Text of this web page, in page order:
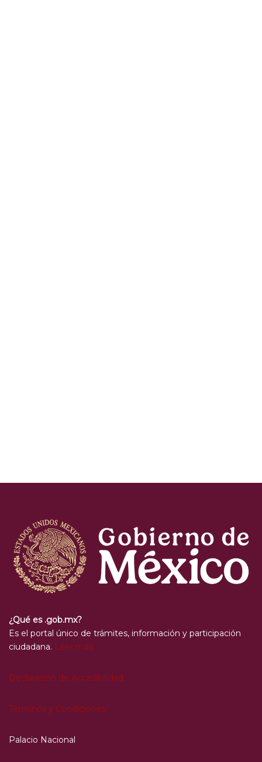
¿Qué es .gob.mx?
Es el portal único de trámites, información y participación
ciudadana. Leer más
Declaración de Accesibilidad
Términos y Condiciones
Palacio Nacional